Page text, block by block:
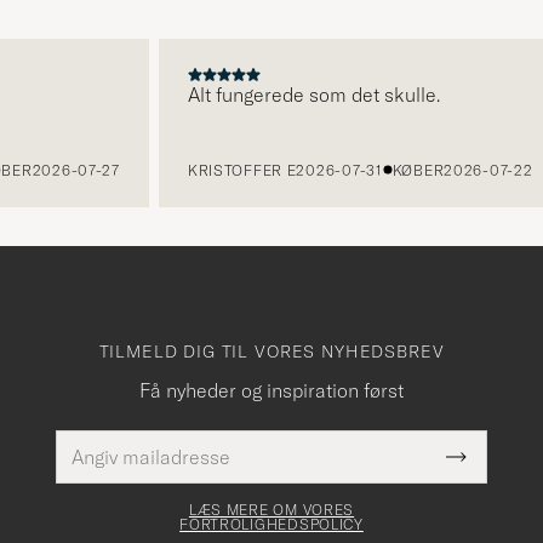
2026-07-27
Alt fungerede som det skulle.
KRISTOFFER E2026-07-31 KØBER2026-07-22
TILMELD DIG TIL VORES NYHEDSBREV
Få nyheder og inspiration først
mailadresse
Dette
felt skal
Submit
Newsletter
LÆS MERE OM VORES
FORTROLIGHEDSPOLICY